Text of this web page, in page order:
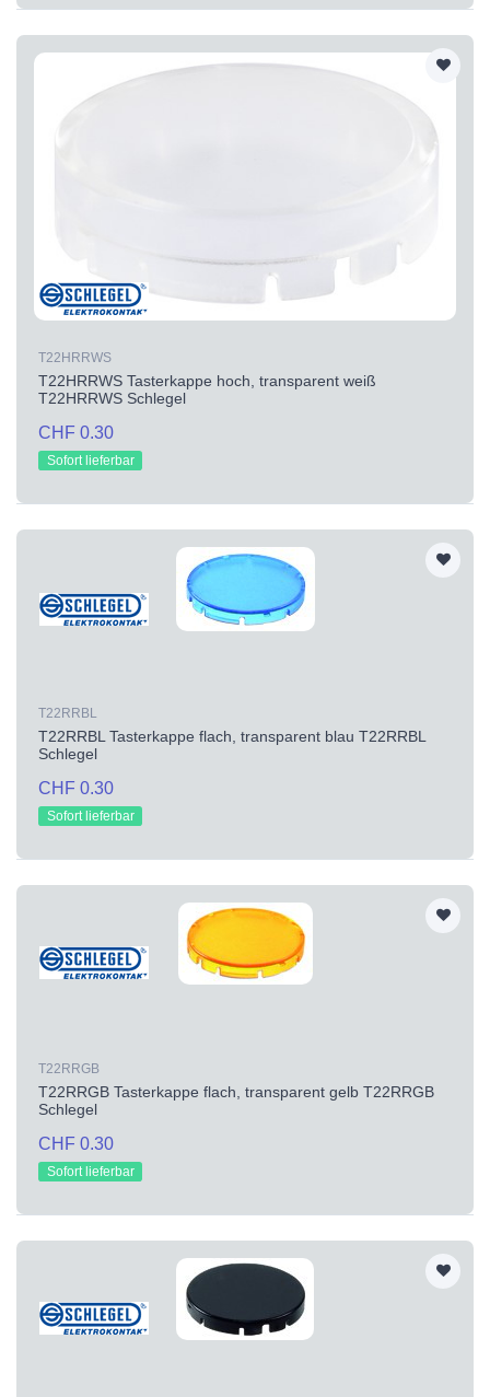
T22HRRWS
T22HRRWS Tasterkappe hoch, transparent weiß
T22HRRWS Schlegel
CHF 0.30
Sofort lieferbar
T22RRBL
T22RRBL Tasterkappe flach, transparent blau T22RRBL
Schlegel
CHF 0.30
Sofort lieferbar
T22RRGB
T22RRGB Tasterkappe flach, transparent gelb T22RRGB
Schlegel
CHF 0.30
Sofort lieferbar